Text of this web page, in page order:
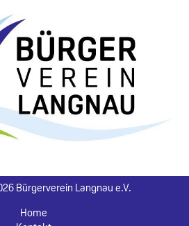
Bürgerverein Langnau e.V.
Home